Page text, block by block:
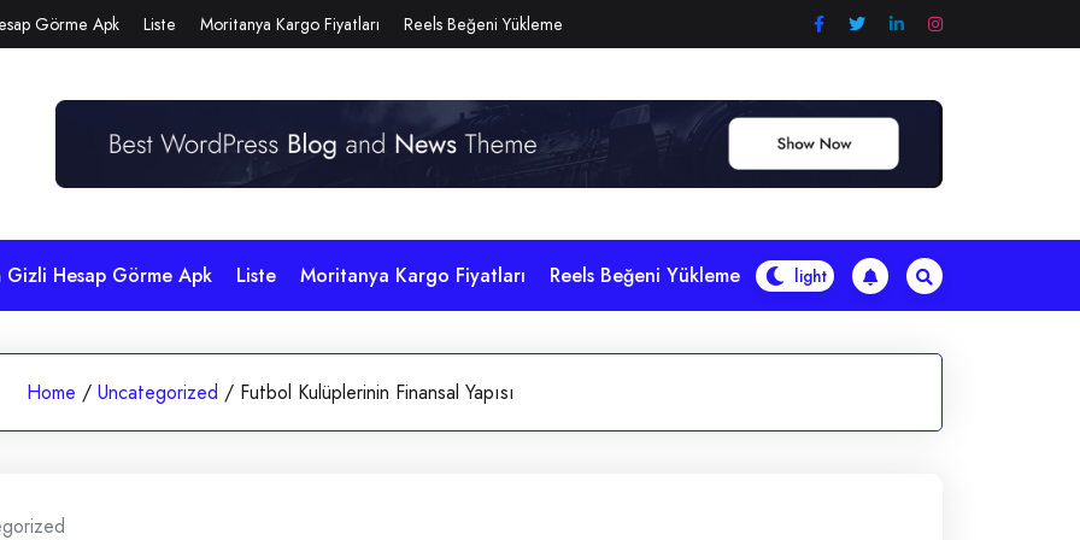
Görme Apk Liste Moritanya Kargo Fiyatları Reels Beğeni Yükleme
Gizli Hesap Görme Apk Liste Moritanya Kargo Fiyatları Reels Beğeni Yükleme
Home / Uncategorized / Futbol Kulüplerinin Finansal Yapısı